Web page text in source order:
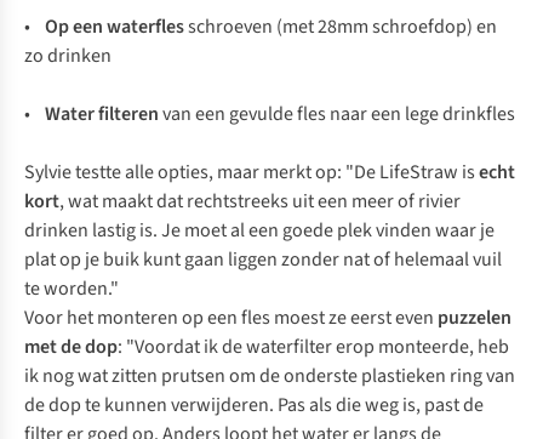
• Op een waterflesschroeven (met 28mm schroefdop) en
zo drinken
• Water filterenvan een gevulde fles naar een lege drinkfles
Sylvie testte alle opties, maar merkt op: "De LifeStraw isecht
kort, wat maakt dat rechtstreeks uit een meer of rivier
drinken lastig is. Je moet al een goede plek vinden waar je
plat op je buik kunt gaan liggen zonder nat of helemaal vuil
te worden."
Voor het monteren op een fles moest ze eerst even puzzelen
met de dop: "Voordat ik de waterfilter erop monteerde, heb
ik nog wat zitten prutsen om de onderste plastieken ring van
de dop te kunnen verwijderen. Pas als die weg is, past de